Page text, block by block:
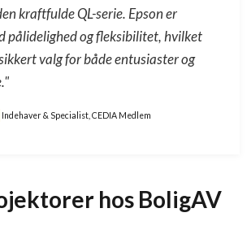
kraftfulde QL-serie. Epson er
pålidelighed og fleksibilitet, hvilket
valg for både entusiaster og
Indehaver & Specialist, CEDIA Medlem
hos BoligAV